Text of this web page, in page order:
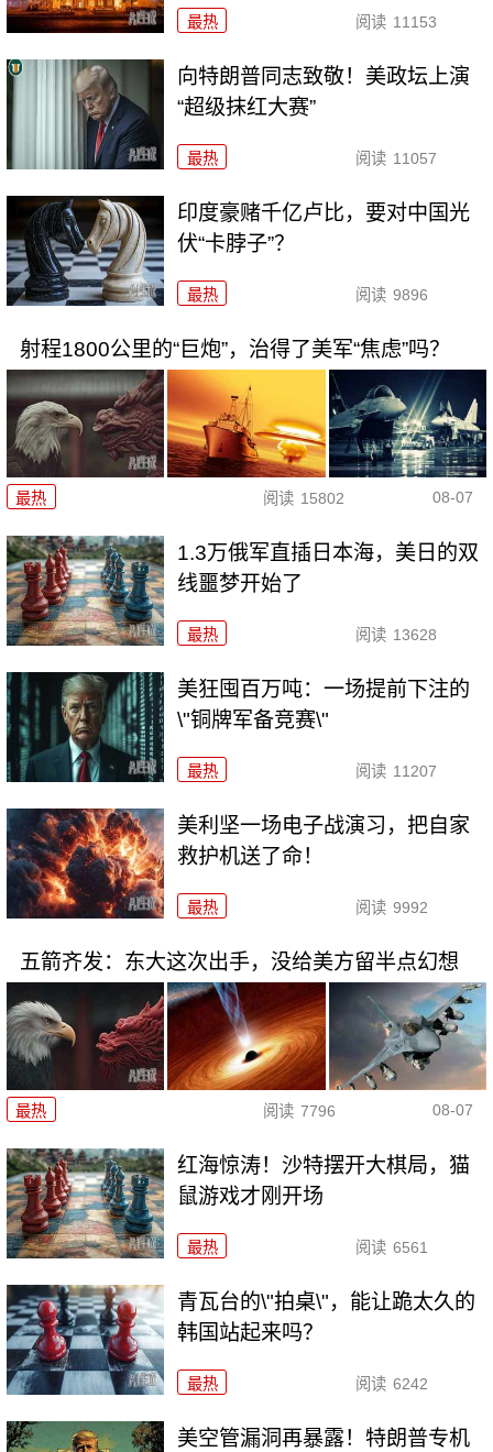
最热 阅读 11153
向特朗普同志致敬！美政坛上演
“超级抹红大赛”
最热 阅读 11057
印度豪赌千亿卢比，要对中国光
伏“卡脖子”？
最热 阅读 9896
射程1800公里的“巨炮”，治得了美军“焦虑”吗？
最热 阅读 15802 08-07
1.3万俄军直插日本海，美日的双
线噩梦开始了
最热 阅读 13628
美狂囤百万吨：一场提前下注的
\"铜牌军备竞赛\"
最热 阅读 11207
美利坚一场电子战演习，把自家
救护机送了命！
最热 阅读 9992
五箭齐发：东大这次出手，没给美方留半点幻想
最热 阅读 7796 08-07
红海惊涛！沙特摆开大棋局，猫
鼠游戏才刚开场
最热 阅读 6561
青瓦台的\"拍桌\"，能让跪太久的
韩国站起来吗？
最热 阅读 6242
美空管漏洞再暴露！特朗普专机